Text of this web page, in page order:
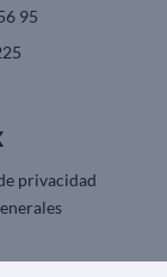
95
privacidad